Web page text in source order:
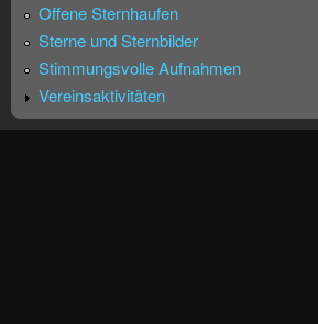
Offene Sternhaufen
Sterne und Sternbilder
Stimmungsvolle Aufnahmen
Vereinsaktivitäten